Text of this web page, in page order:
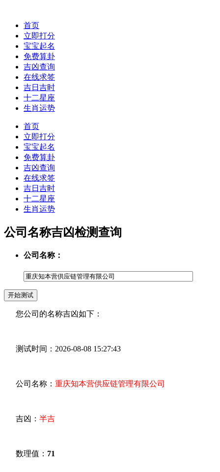
首页
立即打分
宝宝起名
免费算卦
吉凶查询
在线求签
吉日吉时
十二星座
生肖运势
首页
立即打分
宝宝起名
免费算卦
吉凶查询
在线求签
吉日吉时
十二星座
生肖运势
公司名称吉凶检测查询
公司名称：
您公司的名称吉凶如下：
测试时间：2026-08-08 15:27:43
公司名称： 重庆知本营供应链管理有限公司
吉凶： 半吉
数理值： 71